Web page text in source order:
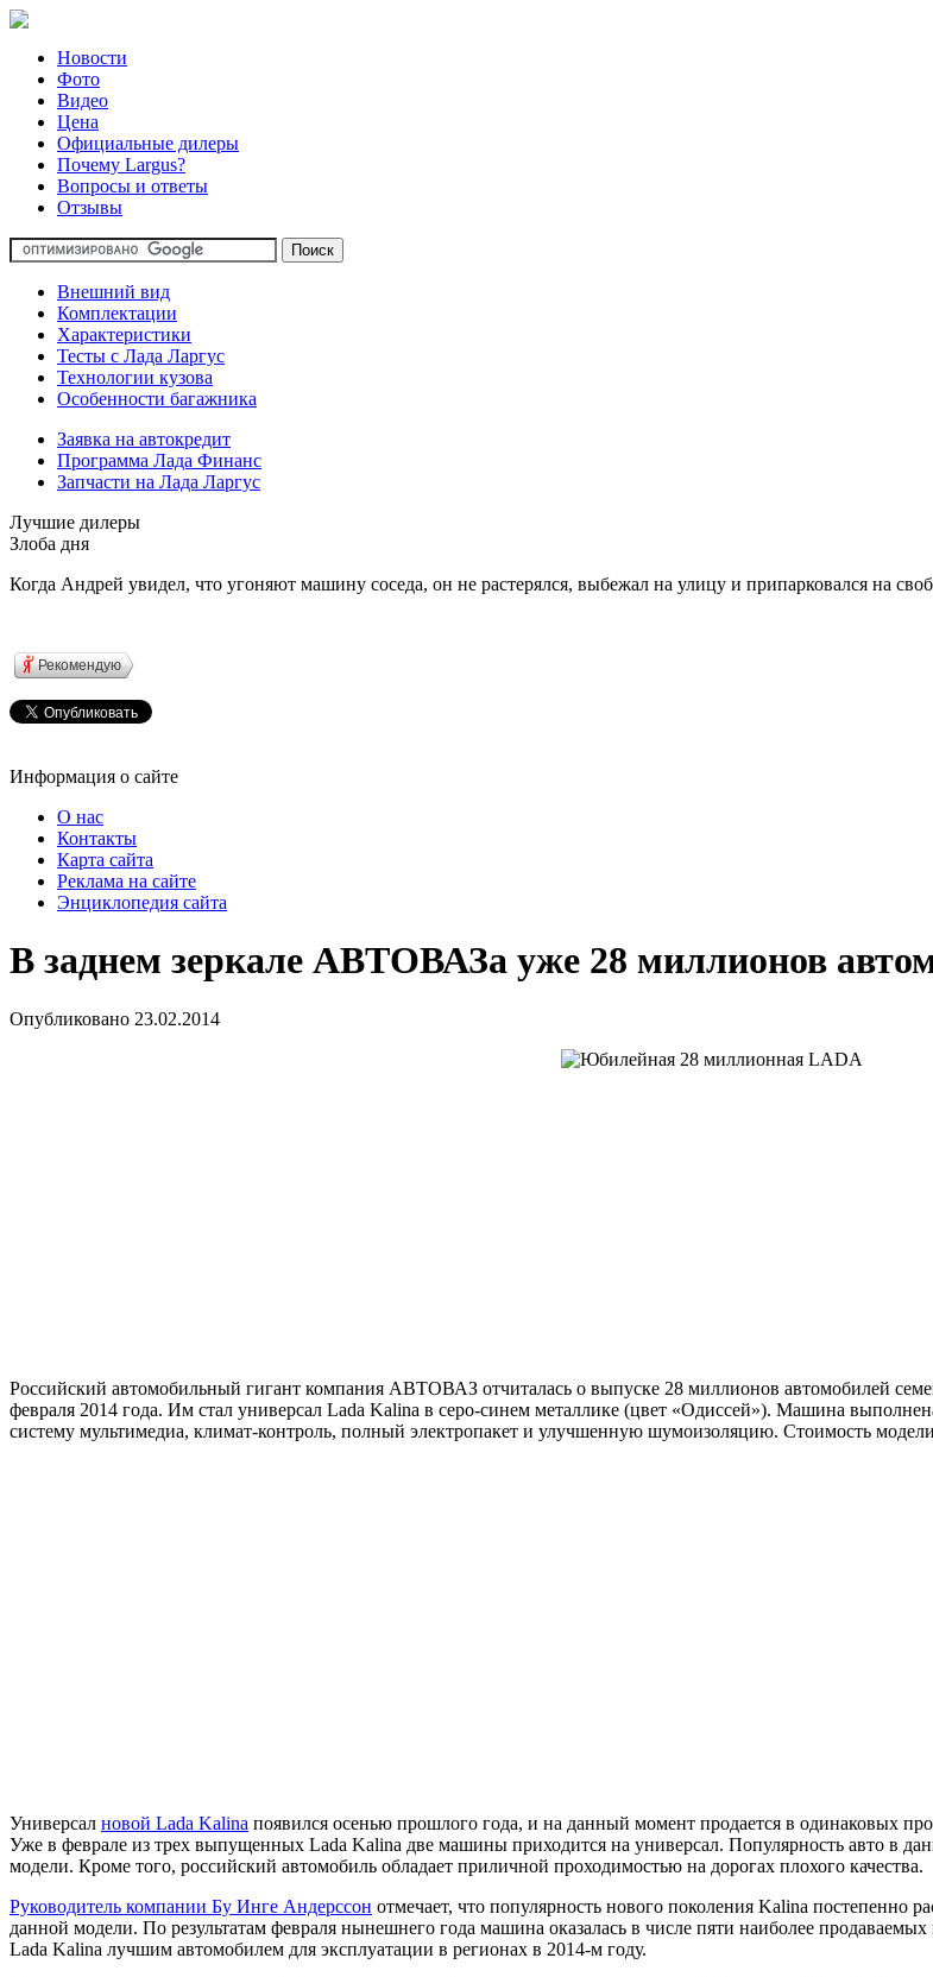
Новости
Фото
Видео
Цена
Официальные дилеры
Почему Largus?
Вопросы и ответы
Отзывы
Внешний вид
Комплектации
Характеристики
Тесты с Лада Ларгус
Технологии кузова
Особенности багажника
Заявка на автокредит
Программа Лада Финанс
Запчасти на Лада Ларгус
Лучшие дилеры
Злоба дня
Когда Андрей увидел, что угоняют машину соседа, он не растерялся, выбежал на улицу и припарковался на
Рекомендую
Информация о сайте
О нас
Контакты
Карта сайта
Реклама на сайте
Энциклопедия сайта
В заднем зеркале АВТОВАЗа уже 28 миллионов
Опубликовано 23.02.2014
Российский автомобильный гигант компания АВТОВАЗ отчиталась о выпуске 28 миллионов автомобилей
февраля 2014 года. Им стал универсал Lada Kalina в серо-синем металлике (цвет «Одиссей»). Машина
систему мультимедиа, климат-контроль, полный электропакет и улучшенную шумоизоляцию. Стоимость модели
Универсал новой Lada Kalina появился осенью прошлого года, и на данный момент продается в одинаковых
Уже в феврале из трех выпущенных Lada Kalina две машины приходится на универсал. Популярность авто в
модели. Кроме того, российский автомобиль обладает приличной проходимостью на дорогах плохого качества.
Руководитель компании Бу Инге Андерссон отмечает, что популярность нового поколения Kalina постепенно
данной модели. По результатам февраля нынешнего года машина оказалась в числе пяти наиболее
Lada Kalina лучшим автомобилем для эксплуатации в регионах в 2014-м году.